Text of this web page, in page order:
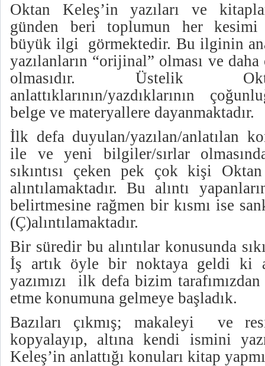
Oktan Keleş’in yazıları ve
günden beri toplumun her kesimi
büyük ilgi görmektedir. Bu ilginin
yazılanların “orijinal” olması ve daha
olmasıdır. Üstelik
anlattıklarının/yazdıklarının
belge ve materyallere dayanmaktadır.
İlk defa duyulan/yazılan/anlatılan
ile ve yeni bilgiler/sırlar
sıkıntısı çeken pek çok kişi Oktan
alıntılamaktadır. Bu alıntı
belirtmesine rağmen bir kısmı ise
(Ç)alıntılamaktadır.
Bir süredir bu alıntılar konusunda
İş artık öyle bir noktaya geldi ki
yazımızı ilk defa bizim tarafımızdan
etme konumuna gelmeye başladık.
Bazıları çıkmış; makaleyi ve
kopyalayıp, altına kendi ismini
Keleş’in anlattığı konuları kitap